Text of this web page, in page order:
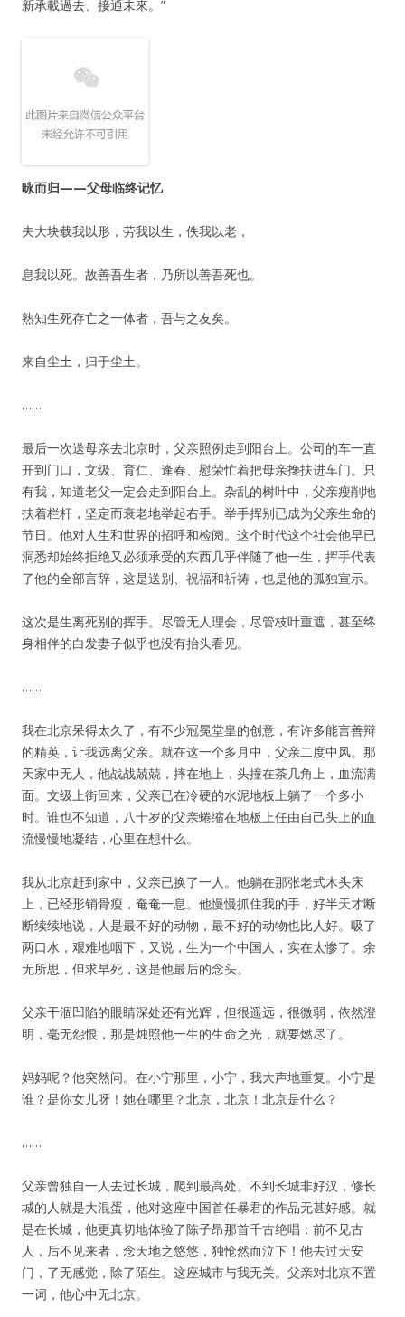
新承載過去、接通未來。”
咏而归——父母临终记忆
夫大块载我以形，劳我以生，佚我以老，
息我以死。故善吾生者，乃所以善吾死也。
熟知生死存亡之一体者，吾与之友矣。
来自尘土，归于尘土。
……
最后一次送母亲去北京时，父亲照例走到阳台上。公司的车一直
开到门口，文级、育仁、逢春、慰荣忙着把母亲搀扶进车门。只
有我，知道老父一定会走到阳台上。杂乱的树叶中，父亲瘦削地
扶着栏杆，坚定而衰老地举起右手。举手挥别已成为父亲生命的
节日。他对人生和世界的招呼和检阅。这个时代这个社会他早已
洞悉却始终拒绝又必须承受的东西几乎伴随了他一生，挥手代表
了他的全部言辞，这是送别、祝福和祈祷，也是他的孤独宣示。
这次是生离死别的挥手。尽管无人理会，尽管枝叶重遮，甚至终
身相伴的白发妻子似乎也没有抬头看见。
……
我在北京呆得太久了，有不少冠冕堂皇的创意，有许多能言善辩
的精英，让我远离父亲。就在这一个多月中，父亲二度中风。那
天家中无人，他战战兢兢，摔在地上，头撞在茶几角上，血流满
面。文级上街回来，父亲已在冷硬的水泥地板上躺了一个多小
时。谁也不知道，八十岁的父亲蜷缩在地板上任由自己头上的血
流慢慢地凝结，心里在想什么。
我从北京赶到家中，父亲已换了一人。他躺在那张老式木头床
上，已经形销骨瘦，奄奄一息。他慢慢抓住我的手，好半天才断
断续续地说，人是最不好的动物，最不好的动物也比人好。吸了
两口水，艰难地咽下，又说，生为一个中国人，实在太惨了。余
无所思，但求早死，这是他最后的念头。
父亲干涸凹陷的眼睛深处还有光辉，但很遥远，很微弱，依然澄
明，毫无怨恨，那是烛照他一生的生命之光，就要燃尽了。
妈妈呢？他突然问。在小宁那里，小宁，我大声地重复。小宁是
谁？是你女儿呀！她在哪里？北京，北京！北京是什么？
……
父亲曾独自一人去过长城，爬到最高处。不到长城非好汉，修长
城的人就是大混蛋，他对这座中国首任暴君的作品无甚好感。就
是在长城，他更真切地体验了陈子昂那首千古绝唱：前不见古
人，后不见来者，念天地之悠悠，独怆然而泣下！他去过天安
门，了无感觉，除了陌生。这座城市与我无关。父亲对北京不置
一词，他心中无北京。